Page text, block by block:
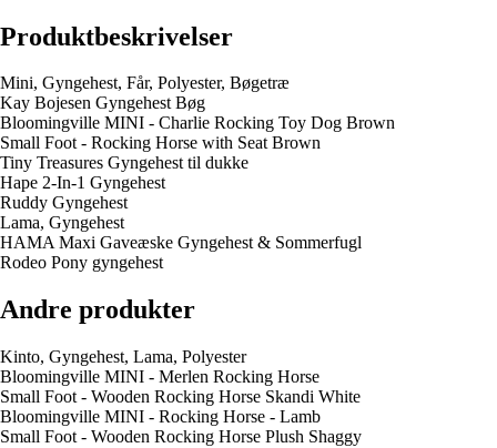
Produktbeskrivelser
Mini, Gyngehest, Får, Polyester, Bøgetræ
Kay Bojesen Gyngehest Bøg
Bloomingville MINI - Charlie Rocking Toy Dog Brown
Small Foot - Rocking Horse with Seat Brown
Tiny Treasures Gyngehest til dukke
Hape 2-In-1 Gyngehest
Ruddy Gyngehest
Lama, Gyngehest
HAMA Maxi Gaveæske Gyngehest & Sommerfugl
Rodeo Pony gyngehest
Andre produkter
Kinto, Gyngehest, Lama, Polyester
Bloomingville MINI - Merlen Rocking Horse
Small Foot - Wooden Rocking Horse Skandi White
Bloomingville MINI - Rocking Horse - Lamb
Small Foot - Wooden Rocking Horse Plush Shaggy